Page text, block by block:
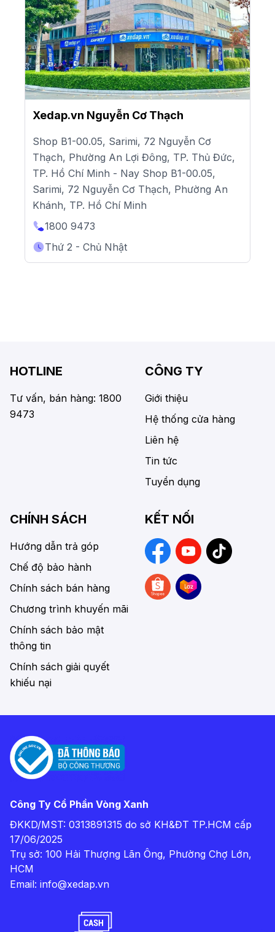
Xedap.vn Nguyễn Cơ Thạch
Shop B1-00.05, Sarimi, 72 Nguyễn Cơ
Thạch, Phường An Lợi Đông, TP. Thủ Đức,
TP. Hồ Chí Minh - Nay Shop B1-00.05,
Sarimi, 72 Nguyễn Cơ Thạch, Phường An
Khánh, TP. Hồ Chí Minh
1800 9473
Thứ 2 - Chủ Nhật
HOTLINE
Tư vấn, bán hàng: 1800
9473
CÔNG TY
Giới thiệu
Hệ thống cửa hàng
Liên hệ
Tin tức
Tuyển dụng
CHÍNH SÁCH
Hướng dẫn trả góp
Chế độ bảo hành
Chính sách bán hàng
Chương trình khuyến mãi
Chính sách bảo mật
thông tin
Chính sách giải quyết
khiếu nại
KẾT NỐI
Công Ty Cổ Phần Vòng Xanh
ĐKKD/MST: 0313891315 do sở KH&ĐT TP.HCM cấp
17/06/2025
Trụ sở: 100 Hải Thượng Lãn Ông, Phường Chợ Lớn,
HCM
Email: info@xedap.vn